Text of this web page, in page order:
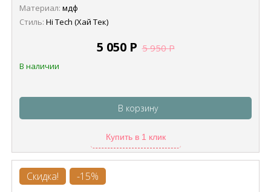
Материал: мдф
Стиль: Hi Tech (Хай Тек)
5 050 Р 5 950Р
В наличии
В корзину
Купить в 1 клик
Скидка! -15%